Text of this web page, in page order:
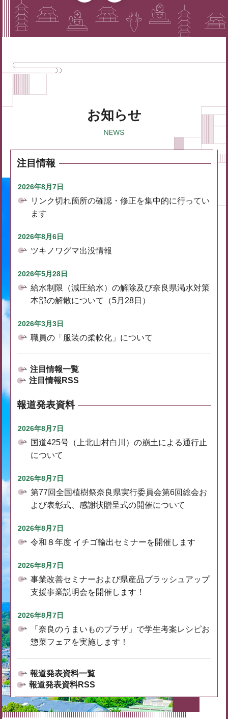
お知らせ
注目情報
2026年8月7日
リンク切れ箇所の確認・修正を集中的に行ってい
ます
2026年8月6日
ツキノワグマ出没情報
2026年5月28日
給水制限（減圧給水）の解除及び奈良県渇水対策
本部の解散について（5月28日）
2026年3月3日
職員の「服装の柔軟化」について
注目情報一覧
注目情報RSS
報道発表資料
2026年8月7日
国道425号（上北山村白川）の崩土による通行止
について
2026年8月7日
第77回全国植樹祭奈良県実行委員会第6回総会お
よび表彰式、感謝状贈呈式の開催について
2026年8月7日
令和８年度 イチゴ輸出セミナーを開催します
2026年8月7日
事業改善セミナーおよび県産品ブラッシュアップ
支援事業説明会を開催します！
2026年8月7日
「奈良のうまいものプラザ」で学生考案レシピお
惣菜フェアを実施します！
報道発表資料一覧
報道発表資料RSS